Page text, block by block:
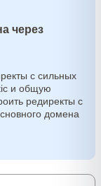
через
с сильных
и общую
редиректы с
домена